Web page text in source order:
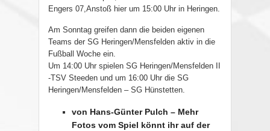
Engers 07,Anstoß hier um 15:00 Uhr in Heringen.
Am Sonntag greifen dann die beiden eigenen
Teams der SG Heringen/Mensfelden aktiv in die
Fußball Woche ein.
Um 14:00 Uhr spielen SG Heringen/Mensfelden II
-TSV Steeden und um 16:00 Uhr die SG
Heringen/Mensfelden – SG Hünstetten.
von Hans-Günter Pulch – Mehr
Fotos vom Spiel könnt ihr auf der